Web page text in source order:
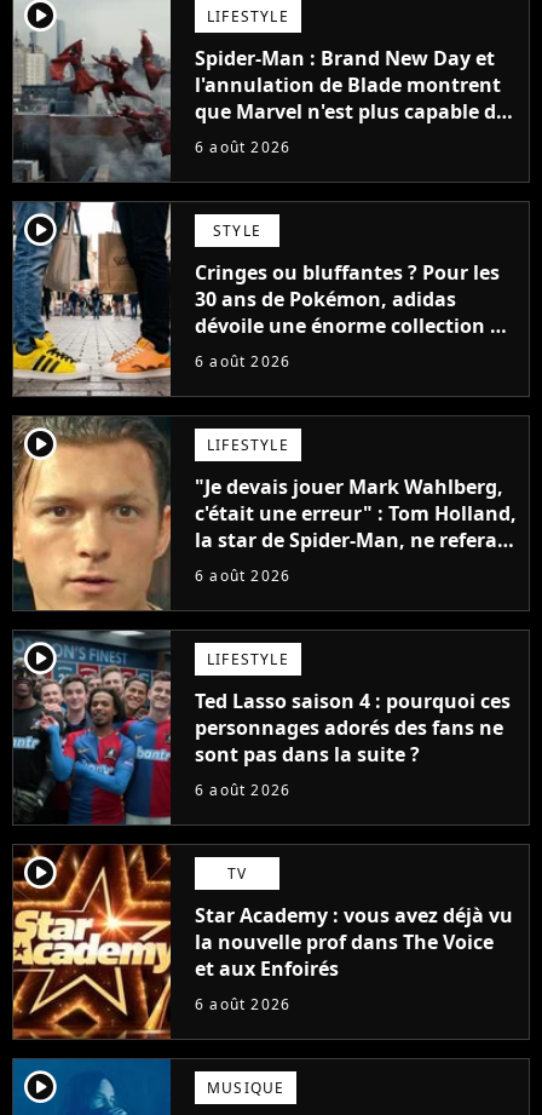
player2 LIFESTYLE
Spider-Man : Brand New Day et
l'annulation de Blade montrent
que Marvel n'est plus capable de
faire quoi que ce soit de simple
6 août 2026
player2 STYLE
Cringes ou bluffantes ? Pour les
30 ans de Pokémon, adidas
dévoile une énorme collection de
sneakers et je ne sais pas quoi en
6 août 2026
player2 LIFESTYLE
"Je devais jouer Mark Wahlberg,
c'était une erreur" : Tom Holland,
la star de Spider-Man, ne referait
pas ce blockbuster
6 août 2026
player2 LIFESTYLE
Ted Lasso saison 4 : pourquoi ces
personnages adorés des fans ne
sont pas dans la suite ?
6 août 2026
player2 TV
Star Academy : vous avez déjà vu
la nouvelle prof dans The Voice
et aux Enfoirés
6 août 2026
player2 MUSIQUE